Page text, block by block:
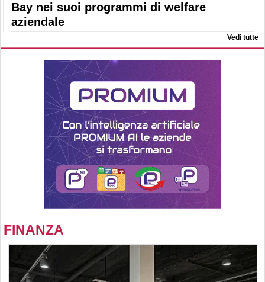
Bay nei suoi programmi di welfare
aziendale
Vedi tutte
FINANZA